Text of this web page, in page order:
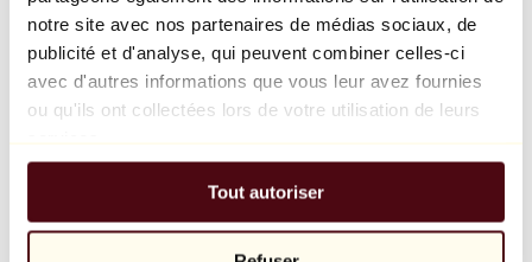
notre site avec nos partenaires de médias sociaux, de
publicité et d'analyse, qui peuvent combiner celles-ci
avec d'autres informations que vous leur avez fournies
ou qu'ils ont collectées lors de votre utilisation de leurs
Tout autoriser
Balloon Dog (Orange)
Jeff Koons
10 000 €
Parcourir
Tous les sculpteurs
Tous les photographes